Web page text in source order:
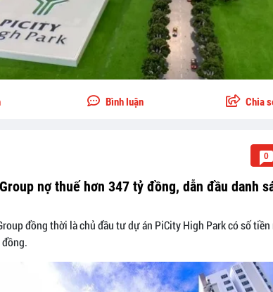
Bình luận Chia
0
nợ thuế hơn 347 tỷ đồng, dẫn đầu danh
đồng thời là chủ đầu tư dự án PiCity High Park có số